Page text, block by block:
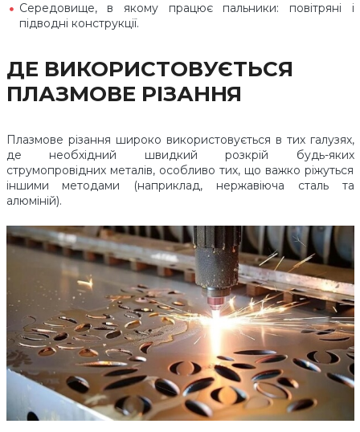
Середовище, в якому працює пальники: повітряні і
підводні конструкції.
ДЕ ВИКОРИСТОВУЄТЬСЯ
ПЛАЗМОВЕ РІЗАННЯ
Плазмове різання широко використовується в тих галузях,
де необхідний швидкий розкрій будь-яких
струмопровідних металів, особливо тих, що важко ріжуться
іншими методами (наприклад, нержавіюча сталь та
алюміній).